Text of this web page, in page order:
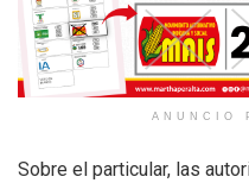
ANUNCIO
Sobre el particular, las